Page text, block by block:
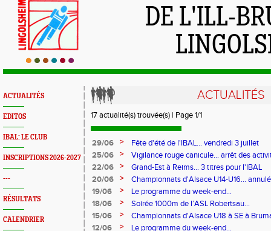
DE L'ILL-
ACTUALITÉS
EDITOS
IBAL: LE CLUB
INSCRIPTIONS 2026-2027
---
RÉSULTATS
CALENDRIER
ACTUALITÉS
17 actualité(s) trouvée(s) | Page 1/1
29/06 >
Fête d'été de l'IBAL... vendredi 3 juillet
25/06
>
Vigilance rouge canicule... arrêt des
22/06
>
Grand-Est à Reims... 3 titres pour l'IBAL
20/06
>
Championnats d'Alsace U14-U16...
19/06
>
Le programme du week-end...
18/06
>
Soirée 1000m de l’ASL Robertsau...
15/06
>
Championnats d'Alsace U18 à SE à
12/06
>
Le programme du week-end...